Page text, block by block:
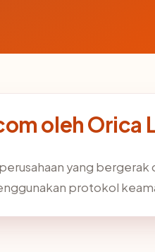
oleh Orica
yang
protokol